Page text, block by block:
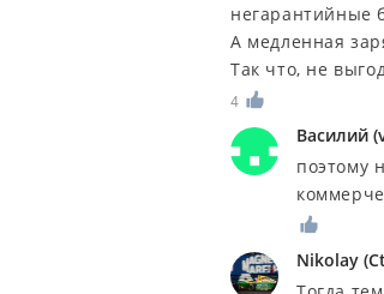
негарантийные
А медленная
Так что, не
4
Василий (
поэтому
Nikolay (